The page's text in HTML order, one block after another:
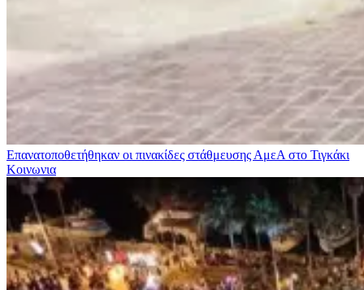
Επανατοποθετήθηκαν οι πινακίδες στάθμευσης ΑμεΑ στο Τιγκάκι
Κοινωνια